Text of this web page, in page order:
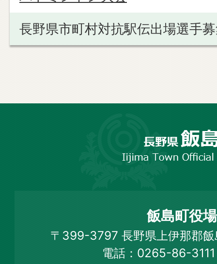
長野県市町村対抗駅伝出場選手
Town
飯島町役場
〒399-3797 長野県上伊那郡
電話：0265-86-